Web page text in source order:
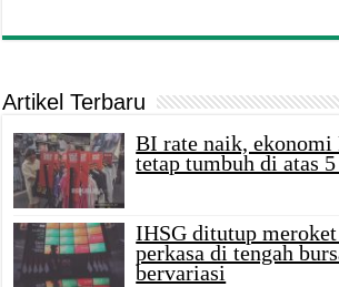
Artikel Terbaru
BI rate naik,
tetap tumbuh di atas 5
IHSG ditutup
perkasa di tengah
bervariasi